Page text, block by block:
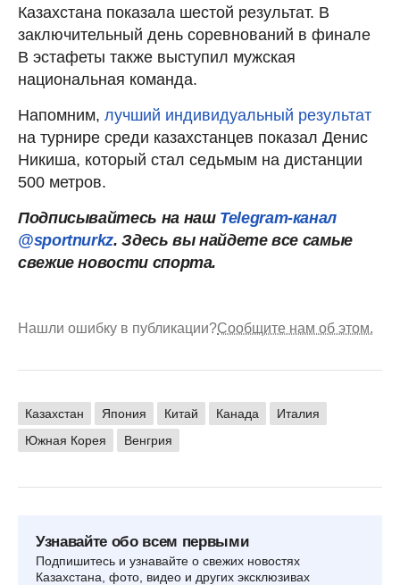
Казахстана показала шестой результат. В
заключительный день соревнований в финале
В эстафеты также выступил мужская
национальная команда.
Напомним, лучший индивидуальный результат
на турнире среди казахстанцев показал Денис
Никиша, который стал седьмым на дистанции
500 метров.
Подписывайтесь на наш Telegram-канал
@sportnurkz. Здесь вы найдете все самые
свежие новости спорта.
Нашли ошибку в публикации?Сообщите нам об этом.
Казахстан Япония Китай Канада
Италия
Южная Корея
Венгрия
Узнавайте обо всем первыми
Подпишитесь и узнавайте о свежих новостях
Казахстана, фото, видео и других эксклюзивах